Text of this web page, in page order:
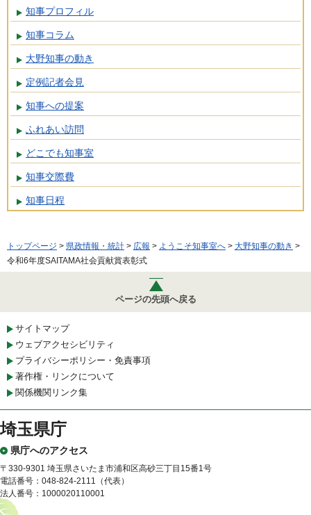
知事プロフィル
知事コラム
大野知事の動き
定例記者会見
知事への提案
ふれあい訪問
どこでも知事室
知事交際費
知事日程
トップページ > 県政情報・統計 > 広報 > ようこそ知事室へ > 大野知事の動き >
令和6年度SAITAMA社会貢献賞表彰式
ページの先頭へ戻る
サイトマップ
ウェブアクセシビリティ
プライバシーポリシー・免責事項
著作権・リンクについて
関係機関リンク集
埼玉県庁
県庁へのアクセス
〒330-9301 埼玉県さいたま市浦和区高砂三丁目15番1号
電話番号：048-824-2111（代表）
法人番号：1000020110001